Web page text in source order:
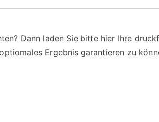
Dann laden Sie bitte hier Ihre
Ergebnis garantieren zu